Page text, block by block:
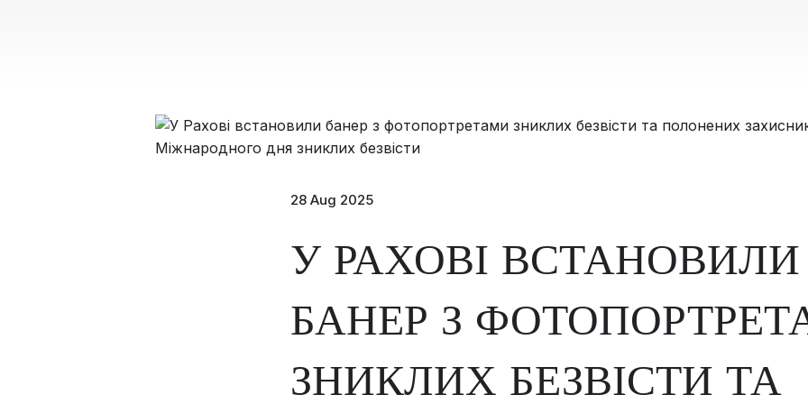
28 Aug 2025
У РАХОВІ ВСТАНОВИЛИ
БАНЕР З
ЗНИКЛИХ БЕЗВІСТИ ТА